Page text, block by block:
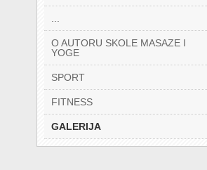
O AUTORU SKOLE MASAZE I
YOGE
SPORT
FITNESS
GALERIJA